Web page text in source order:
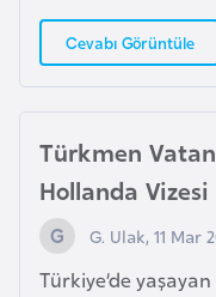
Cevabı Görüntüle
Türkmen
Hollanda Vizesi
G. Ulak, 11 Mar
Türkiye’de
i
n
l
n
d
i